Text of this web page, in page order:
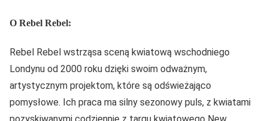
O Rebel Rebel:
Rebel Rebel wstrząsa sceną kwiatową wschodniego
Londynu od 2000 roku dzięki swoim odważnym,
artystycznym projektom, które są odświeżająco
pomysłowe. Ich praca ma silny sezonowy puls, z kwiatami